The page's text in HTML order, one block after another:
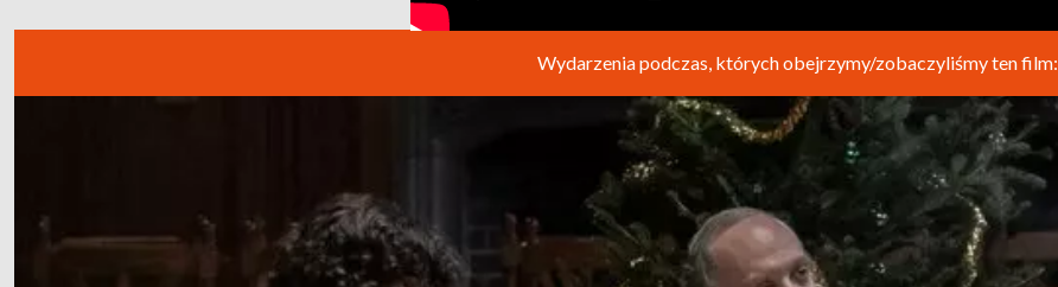
Wydarzenia podczas, których obejrzymy/zobaczyliśmy ten film: